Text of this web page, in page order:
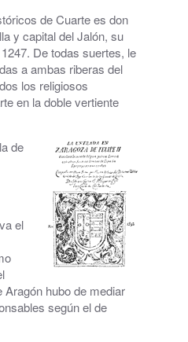
de Cuarte es don
y capital del Jalón, su
De todas suertes, le
a ambas riberas del
los religiosos
en la doble vertiente
de
el
Aragón hubo de mediar
según el de